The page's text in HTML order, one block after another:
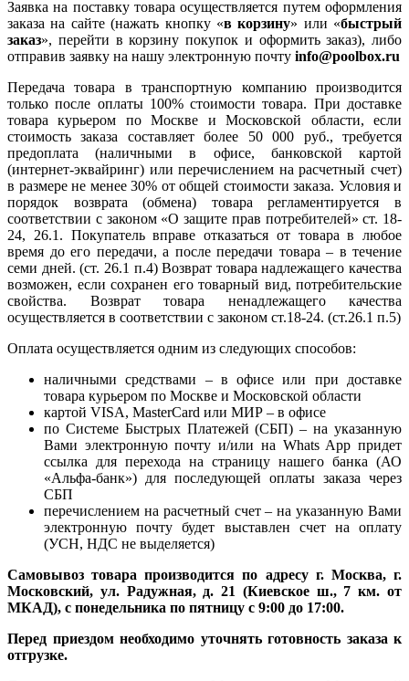
Заявка на поставку товара осуществляется путем оформления
заказа на сайте (нажать кнопку «в корзину» или «быстрый
заказ», перейти в корзину покупок и оформить заказ), либо
отправив заявку на нашу электронную почту info@poolbox.ru
Передача товара в транспортную компанию производится
только после оплаты 100% стоимости товара. При доставке
товара курьером по Москве и Московской области, если
стоимость заказа составляет более 50 000 руб., требуется
предоплата (наличными в офисе, банковской картой
(интернет-эквайринг) или перечислением на расчетный счет)
в размере не менее 30% от общей стоимости заказа. Условия и
порядок возврата (обмена) товара регламентируется в
соответствии с законом «О защите прав потребителей» ст. 18-
24, 26.1. Покупатель вправе отказаться от товара в любое
время до его передачи, а после передачи товара – в течение
семи дней. (ст. 26.1 п.4) Возврат товара надлежащего качества
возможен, если сохранен его товарный вид, потребительские
свойства. Возврат товара ненадлежащего качества
осуществляется в соответствии с законом ст.18-24. (ст.26.1 п.5)
Оплата осуществляется одним из следующих способов:
наличными средствами – в офисе или при доставке
товара курьером по Москве и Московской области
картой VISA, MasterCard или МИР – в офисе
по Системе Быстрых Платежей (СБП) – на указанную
Вами электронную почту и/или на Whats App придет
ссылка для перехода на страницу нашего банка (АО
«Альфа-банк») для последующей оплаты заказа через
СБП
перечислением на расчетный счет – на указанную Вами
электронную почту будет выставлен счет на оплату
(УСН, НДС не выделяется)
Самовывоз товара производится по адресу г. Москва, г.
Московский, ул. Радужная, д. 21 (Киевское ш., 7 км. от
МКАД), с понедельника по пятницу с 9:00 до 17:00.
Перед приездом необходимо уточнять готовность заказа к
отгрузке.